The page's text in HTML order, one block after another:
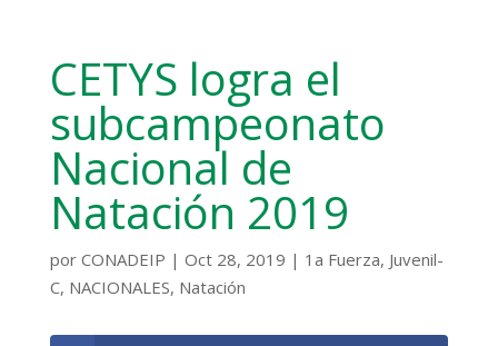
CETYS logra el
subcampeonato
Nacional de
Natación 2019
por CONADEIP | Oct 28, 2019 | 1a Fuerza, Juvenil-
C, NACIONALES, Natación